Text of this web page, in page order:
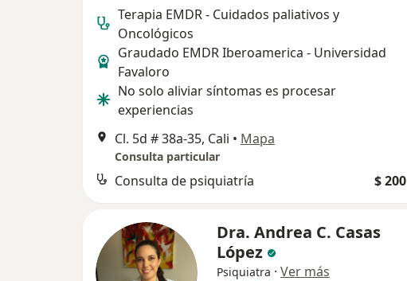
Terapia EMDR - Cuidados paliativos y
Oncológicos
Graudado EMDR Iberoamerica - Universidad
Favaloro
No solo aliviar síntomas es procesar
experiencias
Cl. 5d # 38a-35, Cali • Mapa
Consulta particular
Consulta de psiquiatría $ 200
Dra. Andrea C. Casas
López
Psiquiatra · Ver más